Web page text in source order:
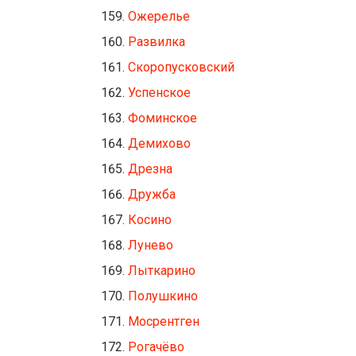
Ожерелье
Развилка
Скоропусковский
Успенское
Фоминское
Демихово
Дрезна
Дружба
Косино
Лунево
Лыткарино
Полушкино
Мосрентген
Рогачёво